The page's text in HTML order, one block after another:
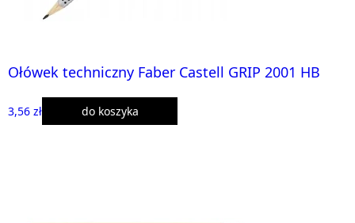
Ołówek techniczny Faber Castell GRIP 2001 HB
3,56 zł do koszyka